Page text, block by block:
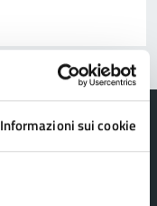
Informazioni sui cookie